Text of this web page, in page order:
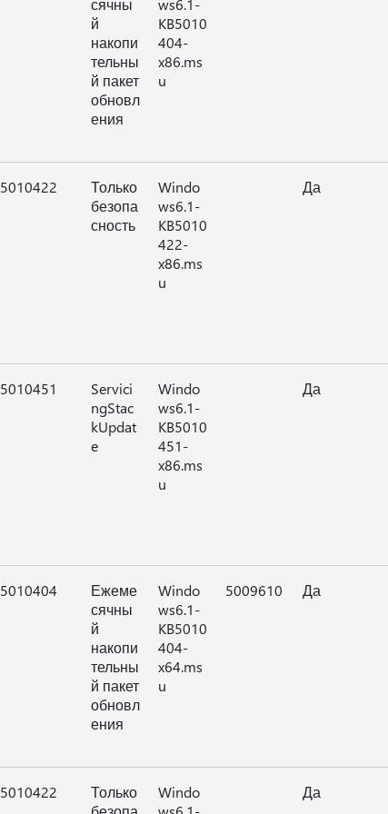
сячны
й
накопи
тельны
й пакет
обновл
ения
ws6.1-
KB5010
404-
x86.ms
u
5010422
Только
безопа
сность
Windo
ws6.1-
KB5010
422-
x86.ms
u
Да
5010451
Servici
ngStac
kUpdat
e
Windo
ws6.1-
KB5010
451-
x86.ms
u
Да
5010404
Ежеме
сячны
й
накопи
тельны
й пакет
обновл
ения
Windo
ws6.1-
KB5010
404-
x64.ms
u
5009610 Да
5010422
Только
Windo
Да